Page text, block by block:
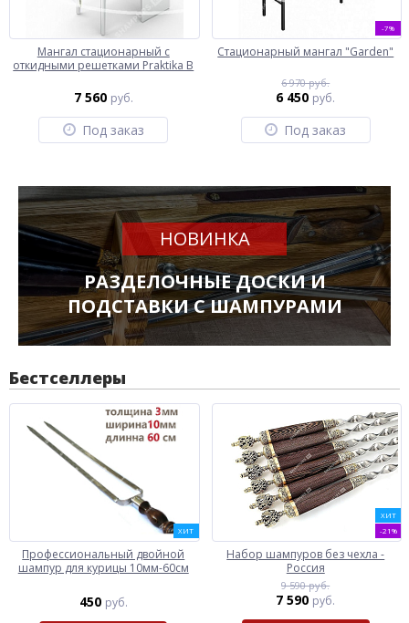
Мангал стационарный с
откидными решетками Praktika B
7 560 руб.
Под заказ
-7%
Стационарный мангал "Garden"
6 970 руб.
6 450 руб.
Под заказ
НОВИНКА
РАЗДЕЛОЧНЫЕ ДОСКИ И
ПОДСТАВКИ С ШАМПУРАМИ
Бестселлеры
ХИТ
Профессиональный двойной
шампур для курицы 10мм-60см
450 руб.
ХИТ
-21%
Набор шампуров без чехла -
Россия
9 590 руб.
7 590 руб.